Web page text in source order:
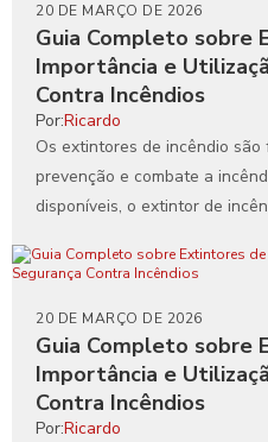
Guia Completo sobre
Importância e
Contra Incêndios
20 DE MARÇO DE 2026
Por:Ricardo
Os extintores de incêndio
prevenção e combate a
disponíveis, o extintor de
Guia Completo sobre
Importância e
Contra Incêndios
20 DE MARÇO DE 2026
Por:Ricardo